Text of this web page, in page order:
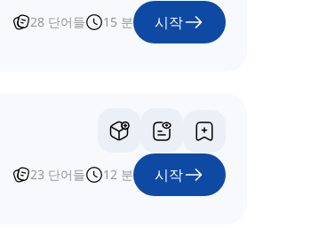
28 단어들 15 분 시작
23 단어들 12 분 시작